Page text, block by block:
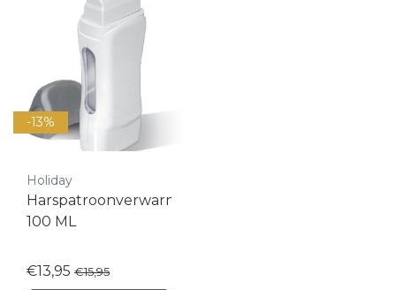
-13%
Holiday
Harspatroonverwarmer
100 ML
€13,95 €15,95